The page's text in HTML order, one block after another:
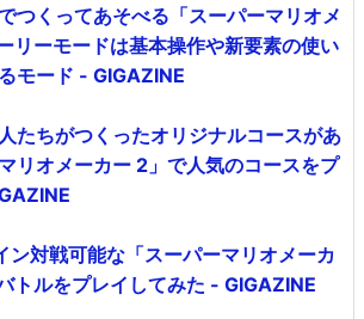
つくってあそべる「スーパーマリオメ
リーモードは基本操作や新要素の使い
モード - GIGAZINE
たちがつくったオリジナルコースがあ
リオメーカー 2」で人気のコースをプ
ン対戦可能な「スーパーマリオメーカ
トルをプレイしてみた - GIGAZINE